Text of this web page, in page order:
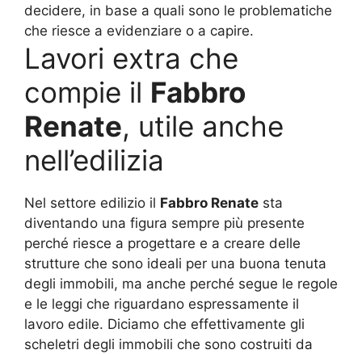
decidere, in base a quali sono le problematiche
che riesce a evidenziare o a capire.
Lavori extra che
compie il Fabbro
Renate, utile anche
nell’edilizia
Nel settore edilizio il Fabbro Renate sta
diventando una figura sempre più presente
perché riesce a progettare e a creare delle
strutture che sono ideali per una buona tenuta
degli immobili, ma anche perché segue le regole
e le leggi che riguardano espressamente il
lavoro edile. Diciamo che effettivamente gli
scheletri degli immobili che sono costruiti da